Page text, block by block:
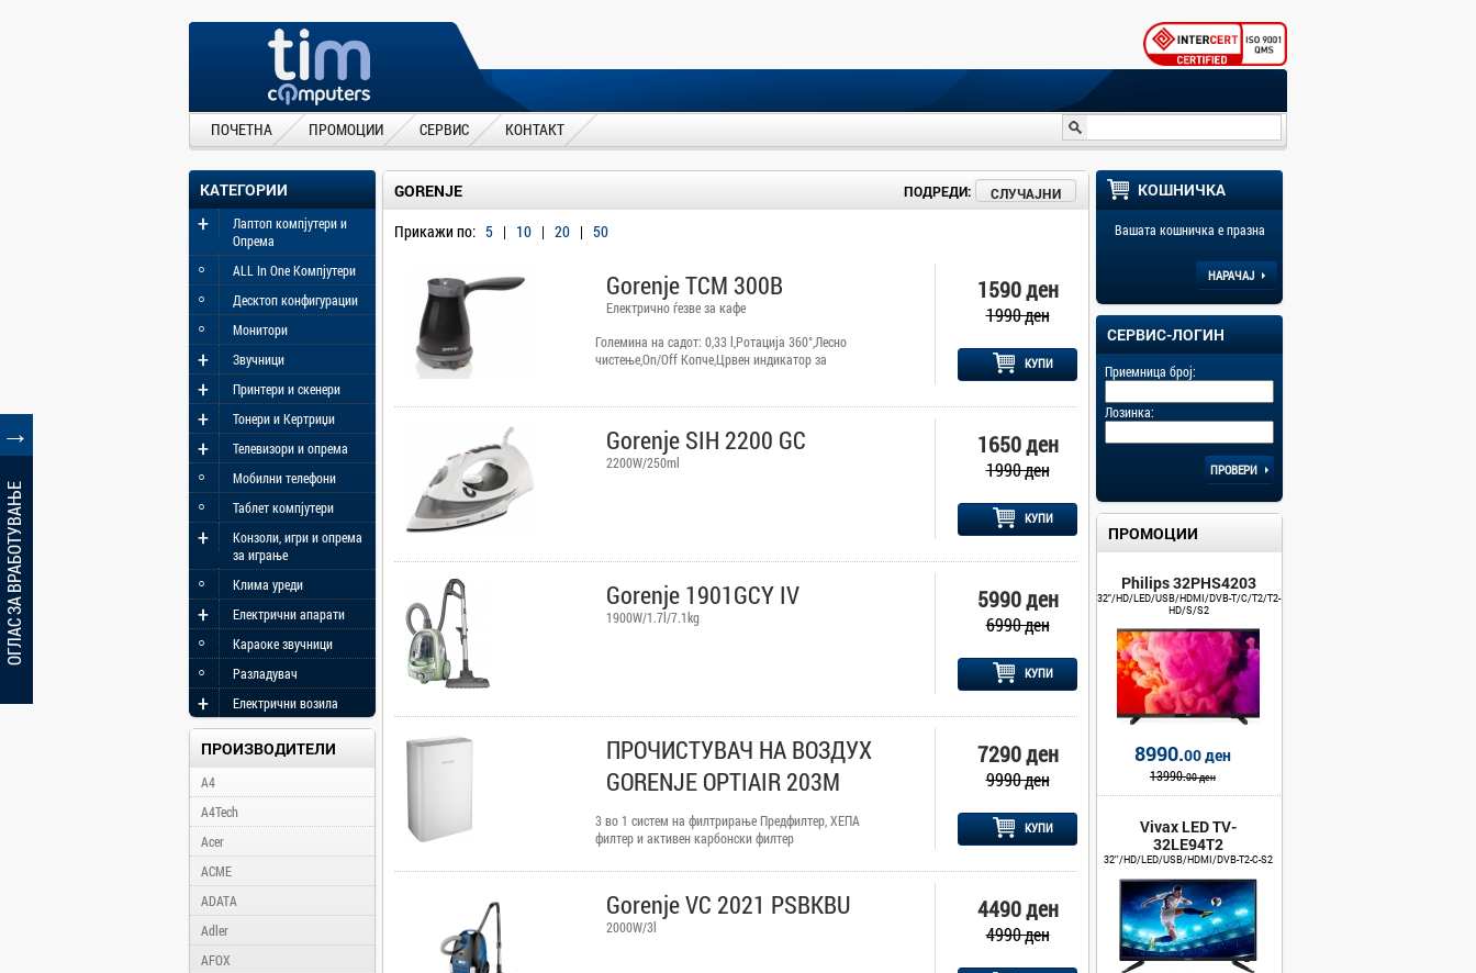
ПОЧЕТНА ПРОМОЦИИ СЕРВИС КОНТАКТ
КАТЕГОРИИ
Лаптоп компјутери и
Опрема
+
ALL In One Компјутери
◦
Десктоп конфигурации
◦
Монитори
◦
Звучници
+
Принтери и скенери
+
Тонери и Кертриџи
+
Телевизори и опрема
+
Мобилни телефони
◦
Таблет компјутери
◦
Конзоли, игри и опрема
за играње
+
Клима уреди
◦
Електрични апарати
+
Караоке звучници
◦
Разладувач
◦
Електрични возила
+
ПРОИЗВОДИТЕЛИ
A4
A4Tech
Acer
ACME
ADATA
Adler
AFOX
GORENJE ПОДРЕДИ: СЛУЧАЈНИ
Прикажи по: 5 | 10 | 20 | 50
Gorenje TCM 300B
Електрично ѓезве за кафе
Големина на садот: 0,33 l,Ротација 360°,Лесно
чистење,On/Off Копче,Црвен индикатор за
1590 ден
1990 ден
КУПИ
Gorenje SIH 2200 GC
2200W/250ml
1650 ден
1990 ден
КУПИ
Gorenje 1901GCY IV
1900W/1.7l/7.1kg
5990 ден
6990 ден
КУПИ
ПРОЧИСТУВАЧ НА ВОЗДУХ
GORENJE OPTIAIR 203M
3 во 1 систем на филтрирање Предфилтер, ХЕПА
филтер и активен карбонски филтер
7290 ден
9990 ден
КУПИ
Gorenje VC 2021 PSBKBU
2000W/3l
4490 ден
4990 ден
КОШНИЧКА
Вашата кошничка е празна
НАРАЧАЈ
СЕРВИС-ЛОГИН
Приемница број:
Лозинка:
ПРОВЕРИ
ПРОМОЦИИ
Philips 32PHS4203
32"/HD/LED/USB/HDMI/DVB-T/C/T2/T2-
HD/S/S2
8990.00 ден
13990.00 ден
Vivax LED TV-
32LE94T2
32''/HD/LED/USB/HDMI/DVB-T2-C-S2
ОГЛАС ЗА ВРАБОТУВАЊЕ
→